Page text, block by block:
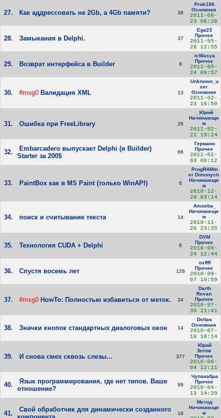
27. Как аддрессовать не 2Gb, а 4Gb памяти? 38
Prok186
Основная
2011-06-
23 08:28
28. Замыкания в Delphi. 37
Ega23
Прочее
2011-05-
26 12:55
29. Возврат интерфейса в Builder 8
icWasya
Прочее
2011-05-
24 09:57
30. #msg0 Валидация XML 13
Unknown_u
ser
Основная
2011-02-
23 16:50
31. Ошибка при FreeLibrary 26
_Юрий
Начинающи
м
2011-02-
22 19:24
32.
Embarcadero выпускает Delphi (и Builder)
Starter за 200$
66
Германн
Прочее
2011-02-
03 00:12
33. PaintBox как в MS Paint (только WinAPI) 6
ProgRAMm
er Dimonych
Начинающи
м
2010-12-
28 03:14
34. поиск и считывание текста 14
Amoeba_
Начинающи
м
2010-11-
26 23:35
35. Технология CUDA + Delphi 6
DVM
Прочее
2010-09-
24 12:44
36. Спустя восемь лет 126
oxffff
Прочее
2010-09-
07 10:59
37. #msg0 HowTo: Полностью избавиться от меток. 34
Darth
Revan
Прочее
2010-07-
30 21:41
38. Значки кнопок стандартных диалоговых окон 14
Deltas
Основная
2010-07-
16 18:14
39. И снова смех сквозь слезы... 377
Юрий
Зотов
Прочее
2010-06-
04 12:11
40.
Язык программирования, где нет типов. Ваше
отношение?
99
Чупакабра
Прочее
2010-04-
13 14:29
41.
Свой обработчик для динамически созданного
18
Метод
Начинающи
м